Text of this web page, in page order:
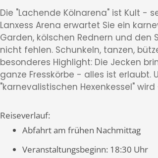
Die "Lachende Kölnarena" ist Kult -
Lanxess Arena erwartet Sie ein
Garden, kölschen Rednern und
nicht fehlen. Schunkeln, tanzen,
besonderes Highlight: Die Jecken
ganze Fresskörbe - alles ist erlaubt.
"karnevalistischen Hexenkessel"
Reiseverlauf:
Abfahrt am frühen Nachmittag
Veranstaltungsbeginn: 18:30 Uhr